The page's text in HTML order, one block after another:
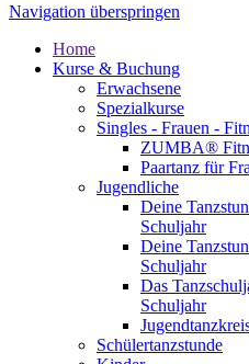
Navigation überspringen
Home
Kurse & Buchung
Erwachsene
Spezialkurse
Singles - Frauen -
ZUMBA®
Paartanz für
Jugendliche
Deine
Schuljahr
Deine
Schuljahr
Das
Schuljahr
Schülertanzstunde